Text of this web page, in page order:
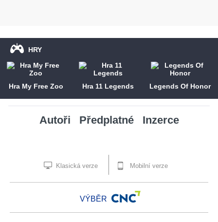
HRY
Hra My Free Zoo Hra 11 Legends Legends Of Honor
Autoři Předplatné Inzerce
Klasická verze Mobilní verze
VÝBĚR